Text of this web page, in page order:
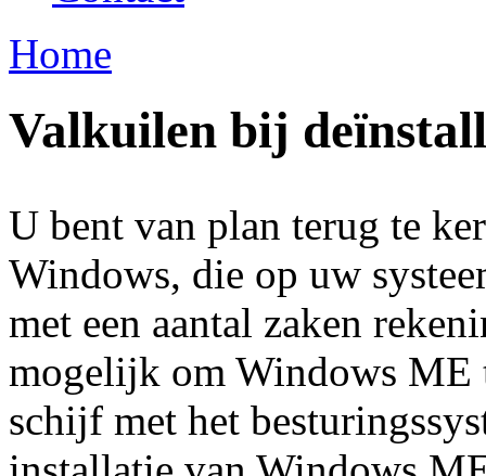
U bent hier
Home
Valkuilen bij
U bent van plan terug te
Windows, die op uw
met een aantal zaken
mogelijk om Windows ME
schijf met het